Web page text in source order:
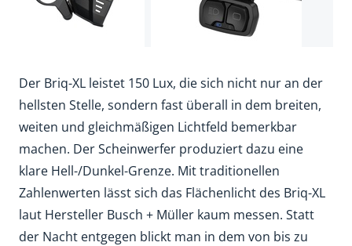
Der Briq-XL leistet 150 Lux, die sich nicht nur an der
hellsten Stelle, sondern fast überall in dem breiten,
weiten und gleichmäßigen Lichtfeld bemerkbar
machen. Der Scheinwerfer produziert dazu eine
klare Hell-/Dunkel-Grenze. Mit traditionellen
Zahlenwerten lässt sich das Flächenlicht des Briq-XL
laut Hersteller Busch + Müller kaum messen. Statt
der Nacht entgegen blickt man in dem von bis zu